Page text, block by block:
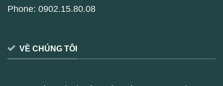
Phone: 0902.15.80.08
VỀ CHÚNG TÔI